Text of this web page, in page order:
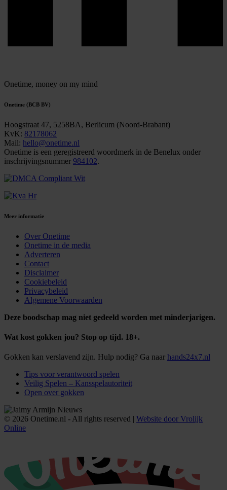
Onetime, money on my mind
Onetime (BCB BV)
Hoogstraat 47, 5258BA, Berlicum (Noord-Brabant)
KvK: 82178062
Mail: hello@onetime.nl
Onetime is een geregistreerd woordmerk in de Benelux onder
inschrijvingsnummer 984102.
Meer informatie
Over Onetime
Onetime in de media
Adverteren
Contact
Disclaimer
Cookiebeleid
Privacybeleid
Algemene Voorwaarden
Deze boodschap mag niet gedeeld worden met minderjarigen.
Wat kost gokken jou? Stop op tijd. 18+.
Gokken kan verslavend zijn. Hulp nodig? Ga naar hands24x7.nl
Tips voor verantwoord spelen
Veilig Spelen – Kansspelautoriteit
Open over gokken
© 2026 Onetime.nl - All rights reserved | Website door Vrolijk
Online